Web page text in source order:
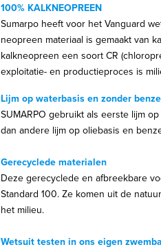
100% KALKNEOPREEN
Sumarpo heeft voor het Vanguard
neopreen materiaal is gemaakt van
kalkneopreen een soort CR
exploitatie- en productieproces is
Lijm op waterbasis en zonder
SUMARPO gebruikt als eerste lijm
dan andere lijm op oliebasis en
Gerecyclede materialen
Deze gerecyclede en afbreekbare
Standard 100. Ze komen uit de
het milieu.
Wetsuit testen in ons eigen